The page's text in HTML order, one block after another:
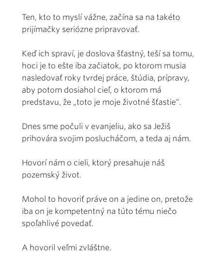
Ten, kto to myslí vážne, začína sa na takéto
prijímačky seriózne pripravovať.
Keď ich spraví, je doslova šťastný, teší sa tomu,
hoci je to ešte iba začiatok, po ktorom musia
nasledovať roky tvrdej práce, štúdia, prípravy,
aby potom dosiahol cieľ, o ktorom má
predstavu, že „toto je moje životné šťastie“.
Dnes sme počuli v evanjeliu, ako sa Ježiš
prihovára svojim poslucháčom, a teda aj nám.
Hovorí nám o cieli, ktorý presahuje náš
pozemský život.
Mohol to hovoriť práve on a jedine on, pretože
iba on je kompetentný na túto tému niečo
spoľahlivé povedať.
A hovoril veľmi zvláštne.